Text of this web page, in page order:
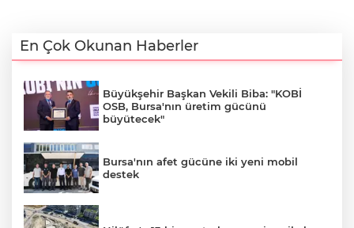
En Çok Okunan Haberler
Büyükşehir Başkan Vekili Biba: "KOBİ
OSB, Bursa'nın üretim gücünü
büyütecek"
Bursa'nın afet gücüne iki yeni mobil
destek